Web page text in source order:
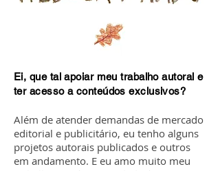
Ei, que tal apoiar meu trabalho autoral e
ter acesso a conteúdos exclusivos?
Além de atender demandas de mercado
editorial e publicitário, eu tenho alguns
projetos autorais publicados e outros
em andamento. E eu amo muito meu